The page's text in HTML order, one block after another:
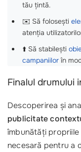
tău țintă.
✉️ Să folosești
atenția
⬆️ Să stabilești
campaniilorîn
Finalul drumului
Descoperirea și
publicitate
îmbunătăți
necesară pentru a